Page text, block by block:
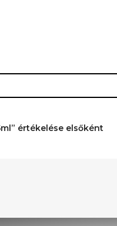
értékelése elsőként